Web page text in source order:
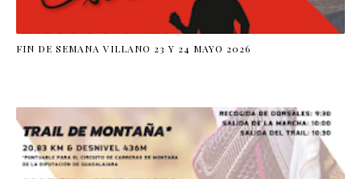
FIN DE SEMANA VILLANO 23 Y 24 MAYO 2026